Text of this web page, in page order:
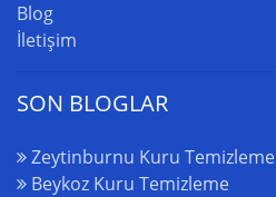
Blog
İletişim
SON BLOGLAR
Zeytinburnu Kuru Temizleme
Beykoz Kuru Temizleme